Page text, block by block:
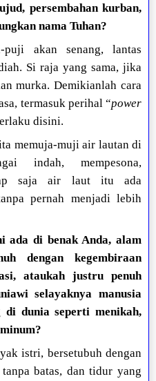
persembahan kurban,
nama Tuhan?
akan senang, lantas
Si raja yang sama, jika
murka. Demikianlah cara
termasuk perihal “power
disini.
memuja-muji air lautan di
indah, mempesona,
saja air laut itu ada
pernah menjadi lebih
ada di benak Anda, alam
dengan kegembiraan
ataukah justru penuh
selayaknya manusia
di dunia seperti menikah,
istri, bersetubuh dengan
batas, dan tidur yang